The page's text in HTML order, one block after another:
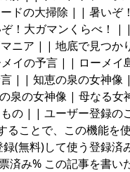
ドの大掃除 | | 暑いぞ
！大ガマンくらべ！ |
ニア | | 地底で見つか
イの予言 | | ローメイ
言 | | 知恵の泉の女神像
泉の女神像 | 母なる女
の | | ユーザー登録の
ることで、この機能を
録(無料)して使う登録済
済み% この記事を書い